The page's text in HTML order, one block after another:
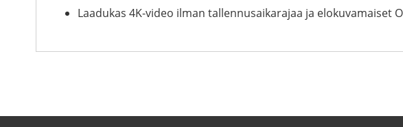
Laadukas 4K-video ilman tallennusaikarajaa ja elokuvamaiset